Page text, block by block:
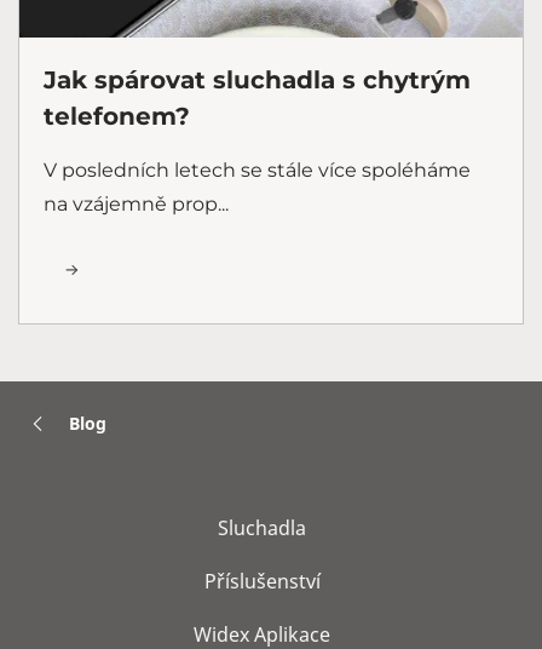
Jak spárovat sluchadla s chytrým
telefonem?
V posledních letech se stále více spoléháme
na vzájemně prop...
Blog
Sluchadla
Příslušenství
Widex Aplikace